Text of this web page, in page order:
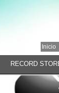
Inicio
RECORD